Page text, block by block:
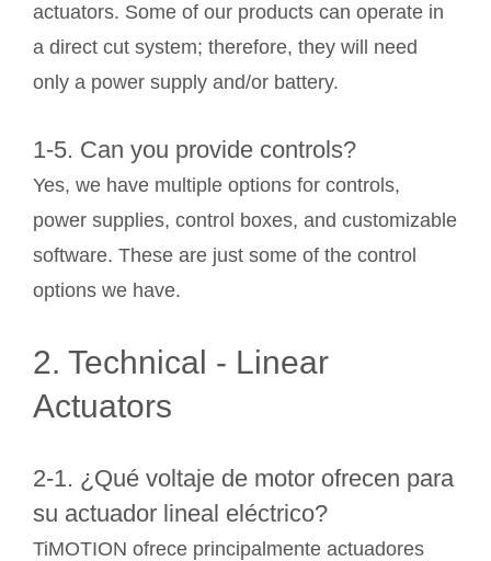
actuators. Some of our products can operate in
a direct cut system; therefore, they will need
only a power supply and/or battery.
1-5. Can you provide controls?
Yes, we have multiple options for controls,
power supplies, control boxes, and customizable
software. These are just some of the control
options we have.
2. Technical - Linear
Actuators
2-1. ¿Qué voltaje de motor ofrecen para
su actuador lineal eléctrico?
TiMOTION ofrece principalmente actuadores